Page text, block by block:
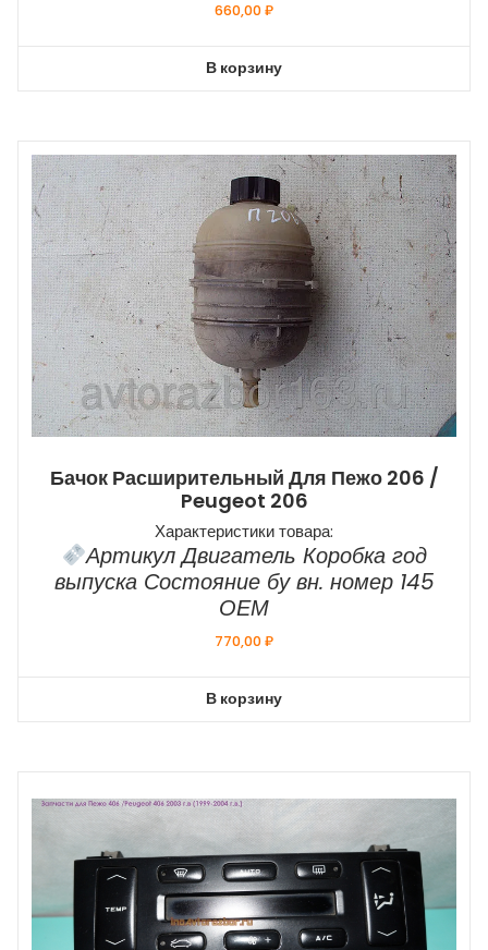
660,00₽
В корзину
Бачок Расширительный Для Пежо 206 /
Peugeot 206
Характеристики товара:
Артикул Двигатель Коробка год
выпуска Состояние бу вн. номер 145
ОЕМ
770,00₽
В корзину